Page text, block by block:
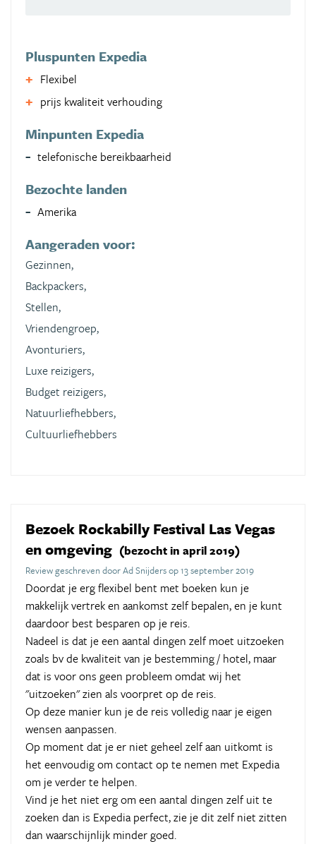
Pluspunten Expedia
Flexibel
prijs kwaliteit verhouding
Minpunten Expedia
telefonische bereikbaarheid
Bezochte landen
Amerika
Aangeraden voor:
Gezinnen,
Backpackers,
Stellen,
Vriendengroep,
Avonturiers,
Luxe reizigers,
Budget reizigers,
Natuurliefhebbers,
Cultuurliefhebbers
Bezoek Rockabilly Festival Las Vegas
en omgeving (bezocht in april 2019)
Review geschreven door Ad Snijders op 13 september 2019
Doordat je erg flexibel bent met boeken kun je
makkelijk vertrek en aankomst zelf bepalen, en je kunt
daardoor best besparen op je reis.
Nadeel is dat je een aantal dingen zelf moet uitzoeken
zoals bv de kwaliteit van je bestemming / hotel, maar
dat is voor ons geen probleem omdat wij het
"uitzoeken" zien als voorpret op de reis.
Op deze manier kun je de reis volledig naar je eigen
wensen aanpassen.
Op moment dat je er niet geheel zelf aan uitkomt is
het eenvoudig om contact op te nemen met Expedia
om je verder te helpen.
Vind je het niet erg om een aantal dingen zelf uit te
zoeken dan is Expedia perfect, zie je dit zelf niet zitten
dan waarschijnlijk minder goed.